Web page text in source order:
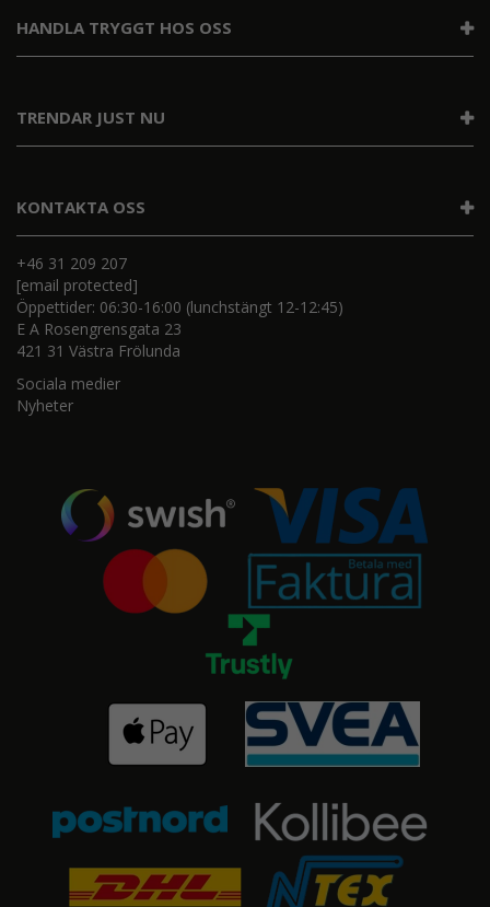
KONTAKTA OSS
+46 31 209 207
[email protected]
Öppettider: 06:30-16:00 (lunchstängt 12-12:45)
E A Rosengrensgata 23
421 31 Västra Frölunda
Sociala medier
Nyheter
TRENDAR JUST NU
HANDLA TRYGGT HOS OSS